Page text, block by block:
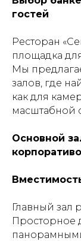
гостей
Ресторан
площадка
Мы
залов, где
как для
масштабной
Основной
Главный зал
Просторное